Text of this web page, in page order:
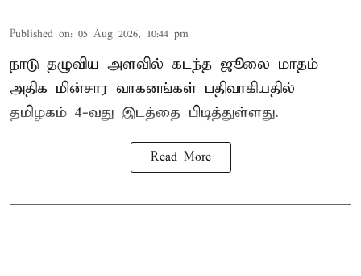
Published on: 05 Aug 2026, 10:44 pm
நாடு தழுவிய அளவில் கடந்த ஜூலை மாதம்
அதிக மின்சார வாகனங்கள் பதிவாகியதில்
தமிழகம் 4-வது இடத்தை பிடித்துள்ளது.
Read More